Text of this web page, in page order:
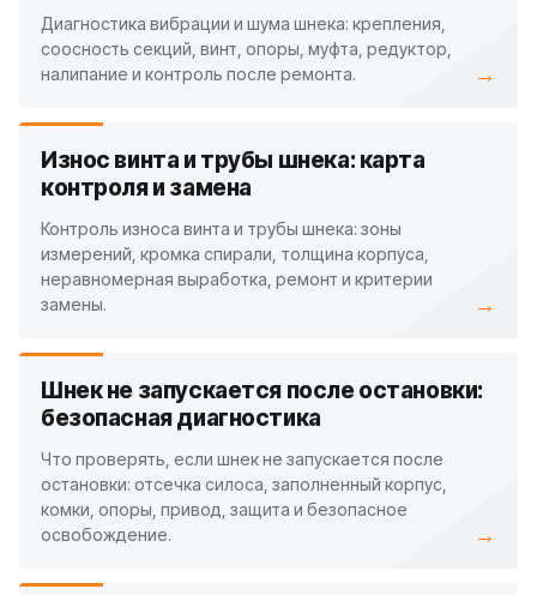
Диагностика вибрации и шума шнека: крепления,
соосность секций, винт, опоры, муфта, редуктор,
налипание и контроль после ремонта.
→
Износ винта и трубы шнека: карта
контроля и замена
Контроль износа винта и трубы шнека: зоны
измерений, кромка спирали, толщина корпуса,
неравномерная выработка, ремонт и критерии
замены.
→
Шнек не запускается после остановки:
безопасная диагностика
Что проверять, если шнек не запускается после
остановки: отсечка силоса, заполненный корпус,
комки, опоры, привод, защита и безопасное
освобождение.
→